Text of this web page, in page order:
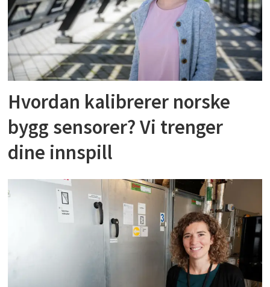
Hvordan kalibrerer norske
bygg sensorer? Vi trenger
dine innspill